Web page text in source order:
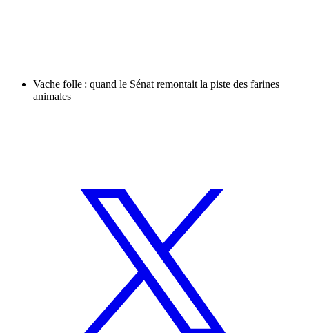
Vache folle : quand le Sénat remontait la piste des farines
animales